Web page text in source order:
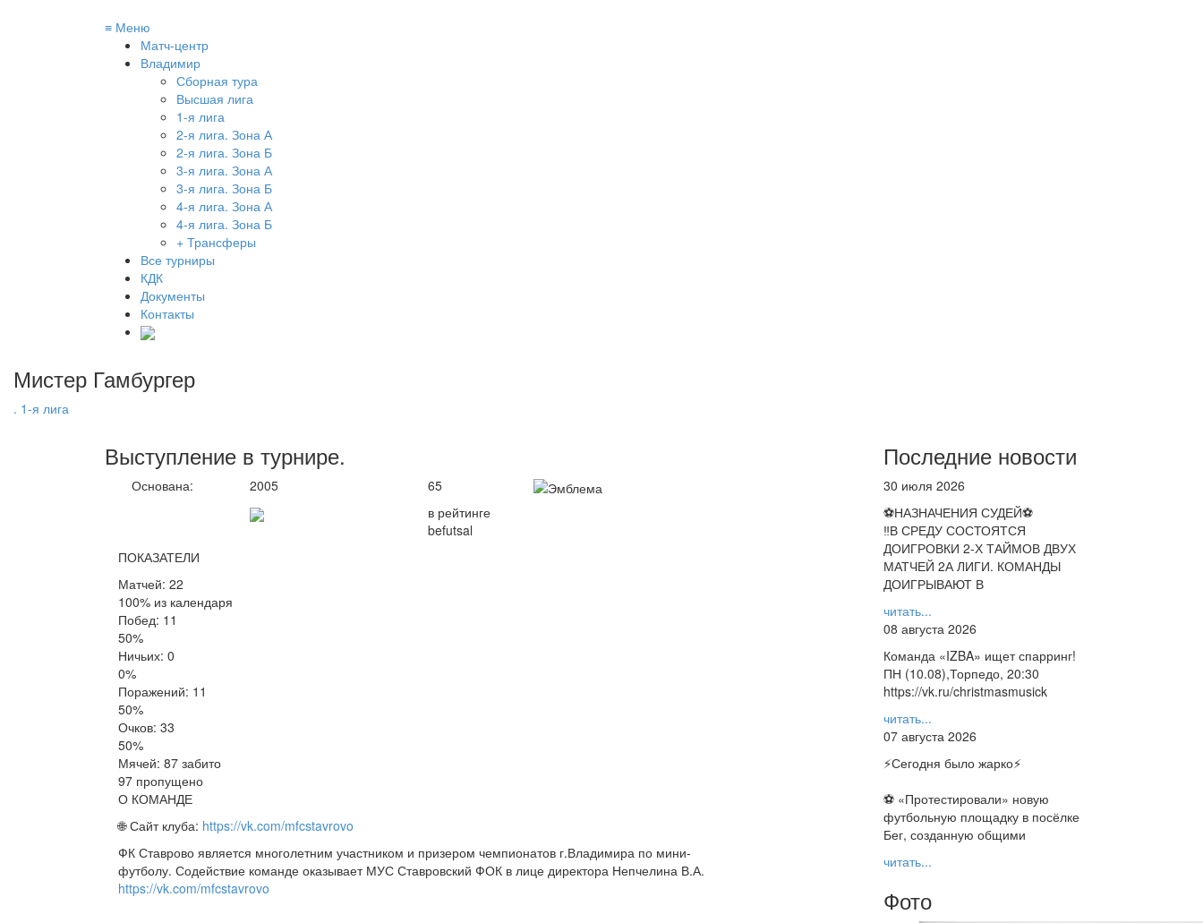
≡ Меню
Матч-центр
Владимир
Сборная тура
Высшая лига
1-я лига
2-я лига. Зона А
2-я лига. Зона Б
3-я лига. Зона А
3-я лига. Зона Б
4-я лига. Зона А
4-я лига. Зона Б
+ Трансферы
Все турниры
КДК
Документы
Контакты
Мистер Гамбургер
. 1-я лига
Выступление в турнире.
Основана: 2005
65
в рейтинге
befutsal
ПОКАЗАТЕЛИ
Матчей: 22
100% из календаря
Побед: 11
50%
Ничьих: 0
0%
Поражений: 11
50%
Очков: 33
50%
Мячей: 87 забито
97 пропущено
О КОМАНДЕ
🌐 Сайт клуба: https://vk.com/mfcstavrovo
ФК Ставрово является многолетним участником и призером чемпионатов г.Владимира по мини-
футболу. Содействие команде оказывает МУС Ставровский ФОК в лице директора Непчелина В.А.
https://vk.com/mfcstavrovo
Последние новости
30 июля 2026
⚽НАЗНАЧЕНИЯ СУДЕЙ⚽
‼В СРЕДУ СОСТОЯТСЯ
ДОИГРОВКИ 2-Х ТАЙМОВ ДВУХ
МАТЧЕЙ 2А ЛИГИ. КОМАНДЫ
ДОИГРЫВАЮТ В
читать...
08 августа 2026
Команда «IZBA» ищет спарринг!
ПН (10.08),Торпедо, 20:30
https://vk.ru/christmasmusick
читать...
07 августа 2026
⚡️Сегодня было жарко⚡️
⚽ ️«Протестировали» новую
футбольную площадку в посёлке
Бег, созданную общими
читать...
Фото